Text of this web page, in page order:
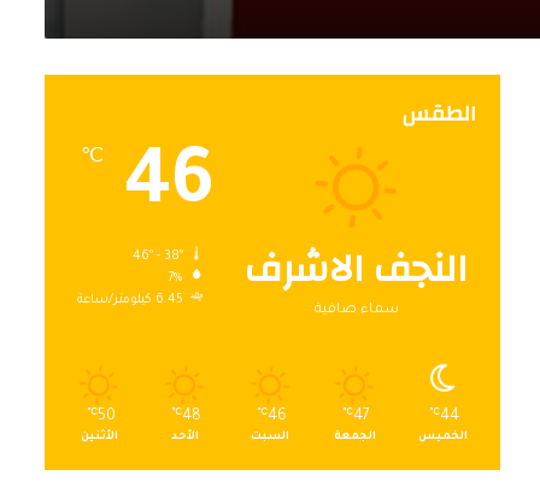
الطقس
النجف الاشرف
سماء صافية
46
℃
7%
6.45 كيلومتر/ساعة
44
℃
الخميس
47
℃
الجمعة
46
℃
السبت
48
℃
الأحد
50
℃
الأثنين